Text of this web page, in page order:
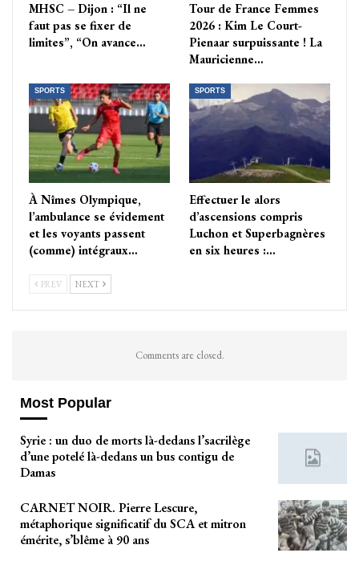
MHSC – Dijon : “Il ne
faut pas se fixer de
limites”, “On avance…
Tour de France Femmes
2026 : Kim Le Court-
Pienaar surpuissante ! La
Mauricienne…
SPORTS
À Nîmes Olympique,
l’ambulance se évidement
et les voyants passent
(comme) intégraux…
SPORTS
Effectuer le alors
d’ascensions compris
Luchon et Superbagnères
en six heures :…
PREV NEXT
Comments are closed.
Most Popular
Syrie : un duo de morts là-dedans l’sacrilège
d’une potelé là-dedans un bus contigu de
Damas
CARNET NOIR. Pierre Lescure,
métaphorique significatif du SCA et mitron
émérite, s’blême à 90 ans